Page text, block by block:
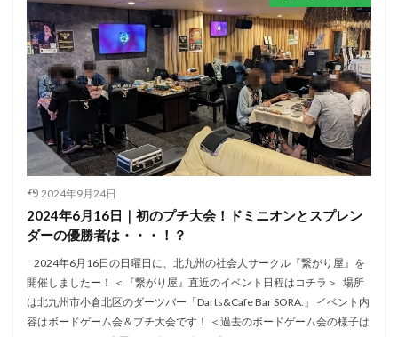
2024年9月24日
2024年6月16日｜初のプチ大会！ドミニオンとスプレン
ダーの優勝者は・・・！？
2024年6月16日の日曜日に、北九州の社会人サークル『繋がり屋』を
開催しましたー！ ＜『繋がり屋』直近のイベント日程はコチラ＞ 場所
は北九州市小倉北区のダーツバー「Darts&Cafe Bar SORA.」 イベント内
容はボードゲーム会＆プチ大会です！ ＜過去のボードゲーム会の様子は